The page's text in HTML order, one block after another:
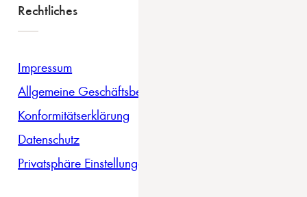
Rechtliches
Impressum
Allgemeine Geschäftsbedingungen
Konformitätserklärung
Datenschutz
Privatsphäre Einstellungen